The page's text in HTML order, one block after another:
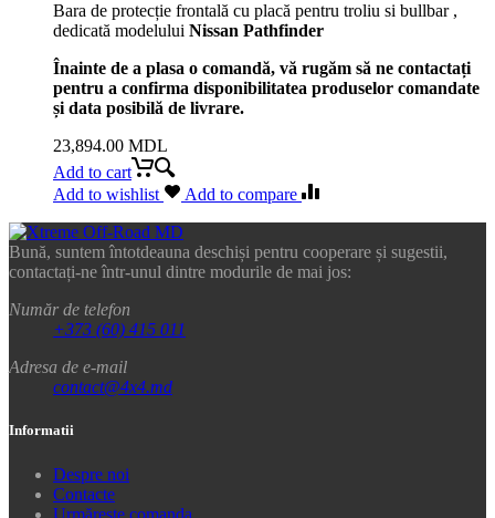
Bara de protecție frontală cu placă pentru troliu si bullbar ,
dedicată modelului Nissan Pathfinder
Înainte de a plasa o comandă, vă rugăm să ne contactați
pentru a confirma disponibilitatea produselor comandate
și data posibilă de livrare.
23,894.00 MDL
Add to cart
Add to wishlist
Add to compare
Bună, suntem întotdeauna deschiși pentru cooperare și sugestii,
contactați-ne într-unul dintre modurile de mai jos:
Număr de telefon
+373 (60) 415 011
Adresa de e-mail
contact@4x4.md
Informatii
Despre noi
Contacte
Urmărește comanda